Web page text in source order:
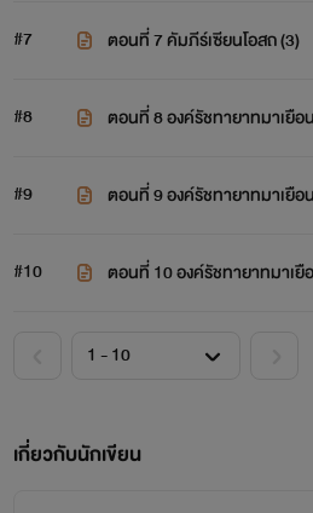
#7 ตอนที่ 7 คัมภีร์เซียนโอสถ (3)
#8 ตอนที่ 8 องค์รัชทายาทมาเยือ
#9 ตอนที่ 9 องค์รัชทายาทมาเยือ
#10 ตอนที่ 10 องค์รัชทายาทมาเยื
เกี่ยวกับนักเขียน